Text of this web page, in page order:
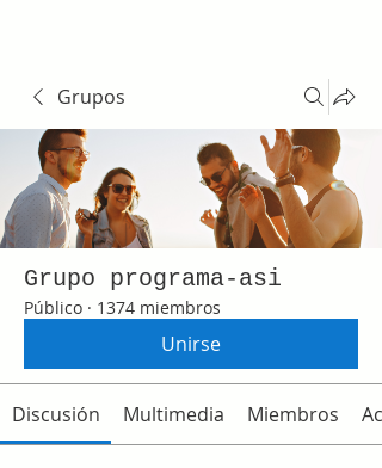
Grupos
Grupo programa-asi
Público · 1374 miembros
Unirse
Discusión Multimedia Miembros